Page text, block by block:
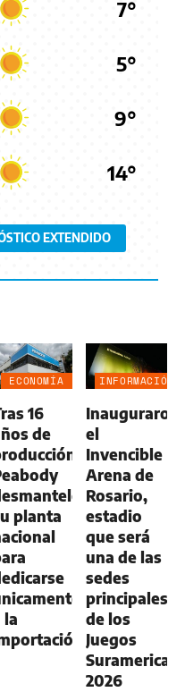
7°
5°
9°
14°
EXTENDIDO
ECONOMÍA
AGRO
16
de
planta
la
INFORMACIÓN
Inauguraron
el
Invencible
Arena de
Rosario,
estadio
que será
una de las
sedes
principales
de los
Juegos
2026